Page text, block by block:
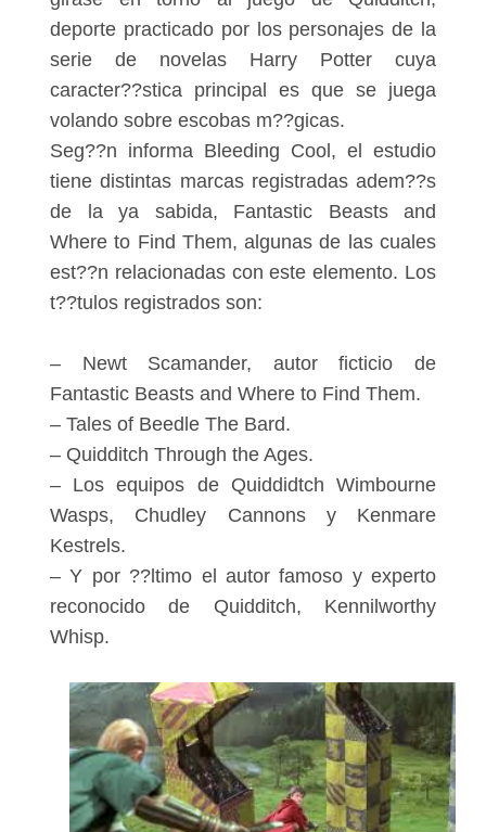
deporte practicado por los personajes de la
serie de novelas Harry Potter cuya
caracter??stica principal es que se juega
volando sobre escobas m??gicas.
Seg??n informa Bleeding Cool, el estudio
tiene distintas marcas registradas adem??s
de la ya sabida, Fantastic Beasts and
Where to Find Them, algunas de las cuales
est??n relacionadas con este elemento. Los
t??tulos registrados son:
– Newt Scamander, autor ficticio de
Fantastic Beasts and Where to Find Them.
– Tales of Beedle The Bard.
– Quidditch Through the Ages.
– Los equipos de Quiddidtch Wimbourne
Wasps, Chudley Cannons y Kenmare
Kestrels.
– Y por ??ltimo el autor famoso y experto
reconocido de Quidditch, Kennilworthy
Whisp.